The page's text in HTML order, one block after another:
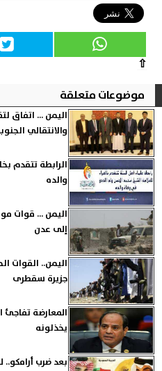
⇧
موضوعات متعلقة
اليمن ... اتفاق
والانتقالي
الرابطة تتقدم
والده
اليمن ... قوات
إلى عدن
اليمن.. القوات
جزيرة سقطرى
المعارضة
يخذلونه
بعد ضرب